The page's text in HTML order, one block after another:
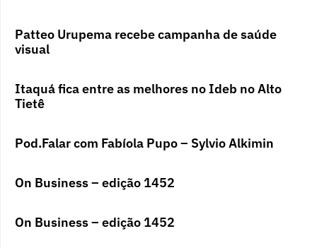
Patteo Urupema recebe campanha de saúde
visual
Itaquá fica entre as melhores no Ideb no Alto
Tietê
Pod.Falar com Fabíola Pupo – Sylvio Alkimin
On Business – edição 1452
On Business – edição 1452